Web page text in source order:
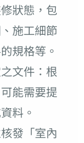
狀態，包
施工細節
規格等。
文件：根
能需要提
料。
發「室內